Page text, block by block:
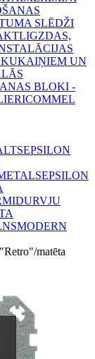
SLĒDŽI
KUKAIŅIEM UN
BLOKI -
COMMEL
EPSILON
EPSILON
DURVJU
MODERN
matēta